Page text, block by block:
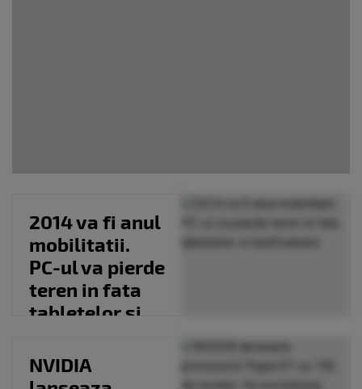
2014 va fi anul
mobilitatii.
PC-ul va pierde
teren in fata
tabletelor si
NVIDIA